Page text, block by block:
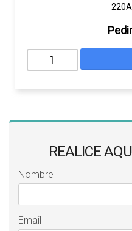
REALICE
Nombre
Email